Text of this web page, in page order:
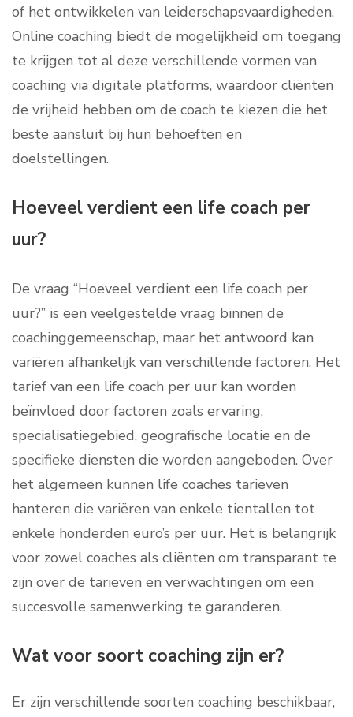
of het ontwikkelen van leiderschapsvaardigheden.
Online coaching biedt de mogelijkheid om toegang
te krijgen tot al deze verschillende vormen van
coaching via digitale platforms, waardoor cliënten
de vrijheid hebben om de coach te kiezen die het
beste aansluit bij hun behoeften en
doelstellingen.
Hoeveel verdient een life coach per
uur?
De vraag “Hoeveel verdient een life coach per
uur?” is een veelgestelde vraag binnen de
coachinggemeenschap, maar het antwoord kan
variëren afhankelijk van verschillende factoren. Het
tarief van een life coach per uur kan worden
beïnvloed door factoren zoals ervaring,
specialisatiegebied, geografische locatie en de
specifieke diensten die worden aangeboden. Over
het algemeen kunnen life coaches tarieven
hanteren die variëren van enkele tientallen tot
enkele honderden euro’s per uur. Het is belangrijk
voor zowel coaches als cliënten om transparant te
zijn over de tarieven en verwachtingen om een
succesvolle samenwerking te garanderen.
Wat voor soort coaching zijn er?
Er zijn verschillende soorten coaching beschikbaar,